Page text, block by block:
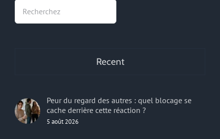
Recent
Peur du regard des autres : quel blocage se
cache derrière cette réaction ?
5 août 2026